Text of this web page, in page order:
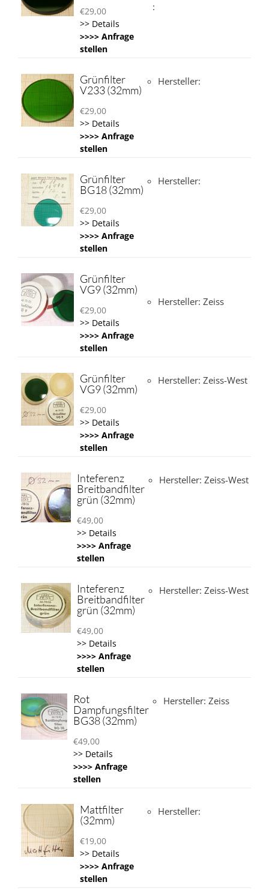
€29,00
>> Details
>>>> Anfrage
stellen
:
Grünfilter
V233 (32mm)
€29,00
>> Details
>>>> Anfrage
stellen
Hersteller:
Grünfilter
BG18 (32mm)
€29,00
>> Details
>>>> Anfrage
stellen
Hersteller:
Grünfilter
VG9 (32mm)
€29,00
>> Details
>>>> Anfrage
stellen
Hersteller: Zeiss
Grünfilter
VG9 (32mm)
€29,00
>> Details
>>>> Anfrage
stellen
Hersteller: Zeiss-West
Inteferenz
Breitbandfilter
grün (32mm)
€49,00
>> Details
>>>> Anfrage
stellen
Hersteller: Zeiss-West
Inteferenz
Breitbandfilter
grün (32mm)
€49,00
>> Details
>>>> Anfrage
stellen
Hersteller: Zeiss-West
Rot
Dampfungsfilter
BG38 (32mm)
€49,00
>> Details
>>>> Anfrage
stellen
Hersteller: Zeiss
Mattfilter
(32mm)
€19,00
>> Details
>>>> Anfrage
stellen
Hersteller: